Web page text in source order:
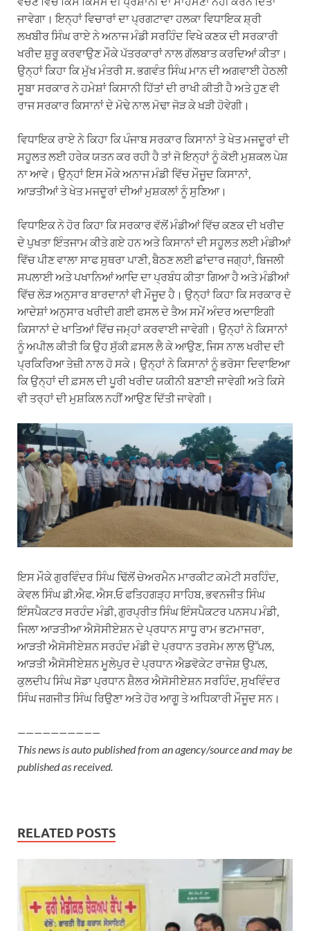
ਜਾਵੇਗਾ। ਇਨ੍ਹਾਂ ਵਿਚਾਰਾਂ ਦਾ ਪ੍ਰਗਟਾਵਾ ਹਲਕਾ ਵਿਧਾਇਕ ਸ਼੍ਰੀ
ਲਖਬੀਰ ਸਿੰਘ ਰਾਏ ਨੇ ਅਨਾਜ ਮੰਡੀ ਸਰਹਿੰਦ ਵਿਖੇ ਕਣਕ ਦੀ ਸਰਕਾਰੀ
ਖਰੀਦ ਸ਼ੁਰੂ ਕਰਵਾਉਣ ਮੌਕੇ ਪੱਤਰਕਾਰਾਂ ਨਾਲ ਗੱਲਬਾਤ ਕਰਦਿਆਂ ਕੀਤਾ।
ਉਨ੍ਹਾਂ ਕਿਹਾ ਕਿ ਮੁੱਖ ਮੰਤਰੀ ਸ. ਭਗਵੰਤ ਸਿੰਘ ਮਾਨ ਦੀ ਅਗਵਾਈ ਹੇਠਲੀ
ਸੂਬਾ ਸਰਕਾਰ ਨੇ ਹਮੇਸ਼ਾਂ ਕਿਸਾਨੀ ਹਿੱਤਾਂ ਦੀ ਰਾਖੀ ਕੀਤੀ ਹੈ ਅਤੇ ਹੁਣ ਵੀ
ਰਾਜ ਸਰਕਾਰ ਕਿਸਾਨਾਂ ਦੇ ਮੋਢੇ ਨਾਲ ਮੋਢਾ ਜੋੜ ਕੇ ਖੜੀ ਹੋਵੇਗੀ।
ਵਿਧਾਇਕ ਰਾਏ ਨੇ ਕਿਹਾ ਕਿ ਪੰਜਾਬ ਸਰਕਾਰ ਕਿਸਾਨਾਂ ਤੇ ਖੇਤ ਮਜਦੂਰਾਂ ਦੀ
ਸਹੂਲਤ ਲਈ ਹਰੇਕ ਯਤਨ ਕਰ ਰਹੀ ਹੈ ਤਾਂ ਜੋ ਇਨ੍ਹਾਂ ਨੂੰ ਕੋਈ ਮੁਸ਼ਕਲ ਪੇਸ਼
ਨਾ ਆਵੇ। ਉਨ੍ਹਾਂ ਇਸ ਮੌਕੇ ਅਨਾਜ ਮੰਡੀ ਵਿੱਚ ਮੌਜੂਦ ਕਿਸਾਨਾਂ,
ਆੜਤੀਆਂ ਤੇ ਖੇਤ ਮਜਦੂਰਾਂ ਦੀਆਂ ਮੁਸ਼ਕਲਾਂ ਨੂੰ ਸੁਣਿਆ।
ਵਿਧਾਇਕ ਨੇ ਹੋਰ ਕਿਹਾ ਕਿ ਸਰਕਾਰ ਵੱਲੋਂ ਮੰਡੀਆਂ ਵਿੱਚ ਕਣਕ ਦੀ ਖਰੀਦ
ਦੇ ਪੁਖਤਾ ਇੰਤਜਾਮ ਕੀਤੇ ਗਏ ਹਨ ਅਤੇ ਕਿਸਾਨਾਂ ਦੀ ਸਹੂਲਤ ਲਈ ਮੰਡੀਆਂ
ਵਿੱਚ ਪੀਣ ਵਾਲਾ ਸਾਫ ਸੁਥਰਾ ਪਾਣੀ, ਬੈਠਣ ਲਈ ਛਾਂਦਾਰ ਜਗ੍ਹਾਂ, ਬਿਜਲੀ
ਸਪਲਾਈ ਅਤੇ ਪਖਾਨਿਆਂ ਆਦਿ ਦਾ ਪ੍ਰਬੰਧ ਕੀਤਾ ਗਿਆ ਹੈ ਅਤੇ ਮੰਡੀਆਂ
ਵਿੱਚ ਲੋੜ ਅਨੁਸਾਰ ਬਾਰਦਾਨਾਂ ਵੀ ਮੌਜੂਦ ਹੈ। ਉਨ੍ਹਾਂ ਕਿਹਾ ਕਿ ਸਰਕਾਰ ਦੇ
ਆਦੇਸ਼ਾਂ ਅਨੁਸਾਰ ਖਰੀਦੀ ਗਈ ਫਸਲ ਦੇ ਤੈਅ ਸਮੇਂ ਅੰਦਰ ਅਦਾਇਗੀ
ਕਿਸਾਨਾਂ ਦੇ ਖਾਤਿਆਂ ਵਿੱਚ ਜਮ੍ਹਾਂ ਕਰਵਾਈ ਜਾਵੇਗੀ। ਉਨ੍ਹਾਂ ਨੇ ਕਿਸਾਨਾਂ
ਨੂੰ ਅਪੀਲ ਕੀਤੀ ਕਿ ਉਹ ਸੁੱਕੀ ਫ਼ਸਲ ਲੈ ਕੇ ਆਉਣ, ਜਿਸ ਨਾਲ ਖਰੀਦ ਦੀ
ਪ੍ਰਕਿਰਿਆ ਤੇਜ਼ੀ ਨਾਲ ਹੋ ਸਕੇ। ਉਨ੍ਹਾਂ ਨੇ ਕਿਸਾਨਾਂ ਨੂੰ ਭਰੋਸਾ ਦਿਵਾਇਆ
ਕਿ ਉਨ੍ਹਾਂ ਦੀ ਫ਼ਸਲ ਦੀ ਪੂਰੀ ਖਰੀਦ ਯਕੀਨੀ ਬਣਾਈ ਜਾਵੇਗੀ ਅਤੇ ਕਿਸੇ
ਵੀ ਤਰ੍ਹਾਂ ਦੀ ਮੁਸ਼ਕਿਲ ਨਹੀਂ ਆਉਣ ਦਿੱਤੀ ਜਾਵੇਗੀ।
ਇਸ ਮੌਕੇ ਗੁਰਵਿੰਦਰ ਸਿੰਘ ਢਿੱਲੋਂ ਚੇਅਰਮੈਨ ਮਾਰਕੀਟ ਕਮੇਟੀ ਸਰਹਿੰਦ,
ਕੇਵਲ ਸਿੰਘ ਡੀ.ਐਫ. ਐਸ.ਓ ਫਤਿਹਗੜ੍ਹ ਸਾਹਿਬ, ਭਵਨਜੀਤ ਸਿੰਘ
ਇੰਸਪੈਕਟਰ ਸਰਹੰਦ ਮੰਡੀ, ਗੁਰਪ੍ਰੀਤ ਸਿੰਘ ਇੰਸਪੈਕਟਰ ਪਨਸਪ ਮੰਡੀ,
ਜਿਲਾ ਆੜਤੀਆ ਐਸੋਸੀਏਸ਼ਨ ਦੇ ਪ੍ਰਧਾਨ ਸਾਧੂ ਰਾਮ ਭਟਮਾਜਰਾ,
ਆੜਤੀ ਐਸੋਸੀਏਸ਼ਨ ਸਰਹੰਦ ਮੰਡੀ ਦੇ ਪ੍ਰਧਾਨ ਤਰਸੇਮ ਲਾਲ ਉੱਪਲ,
ਆੜਤੀ ਐਸੋਸੀਏਸ਼ਨ ਮੂਲੇਪੁਰ ਦੇ ਪ੍ਰਧਾਨ ਐਡਵੋਕੇਟ ਰਾਜੇਸ਼ ਉਪਲ,
ਕੁਲਦੀਪ ਸਿੰਘ ਸੋਡਾ ਪ੍ਰਧਾਨ ਸ਼ੈਲਰ ਐਸੋਸੀਏਸ਼ਨ ਸਰਹਿੰਦ, ਸੁਖਵਿੰਦਰ
ਸਿੰਘ ਜਗਜੀਤ ਸਿੰਘ ਰਿਉਣਾ ਅਤੇ ਹੋਰ ਆਗੂ ਤੇ ਅਧਿਕਾਰੀ ਮੌਜੂਦ ਸਨ।
——————————
This news is auto published from an agency/source and may be
published as received.
RELATED POSTS